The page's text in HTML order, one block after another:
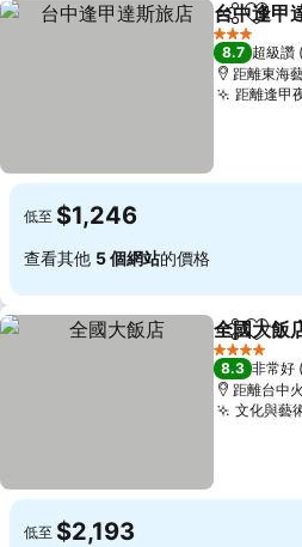
分享 加入
台中逢甲
3 星級
8.7 超級讚
距離東海
距離逢甲
低至 $1,246
查看其他 5 個網站的價格
分享 加入
全國大飯
4 星級
8.3 非常好
距離台中
文化與藝
低至 $2,193